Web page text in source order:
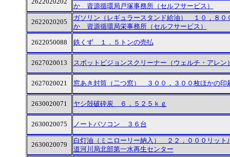
2622020202
か 資源循環局戸塚事務所（セルフサービス）
2622020205
ガソリン（レギュラースタンド給油） １０，８０
か 資源循環局栄事務所（セルフサービス）
2622050088 鉄くず １．５トンの売払
2627020013 スポットビジョンスクリーナー（ウェルチ・アレ
2627020021 窓あき封筒（二つ窓） ３００，３００枚ほかの印
2630020071 ヤシ殻破砕炭 ６，５２５ｋｇ
2630020075 ノートパソコン ３６台
2630020079
白灯油（ミニローリー納入） ２２，０００リッ
道河川局北部第一水再生センター